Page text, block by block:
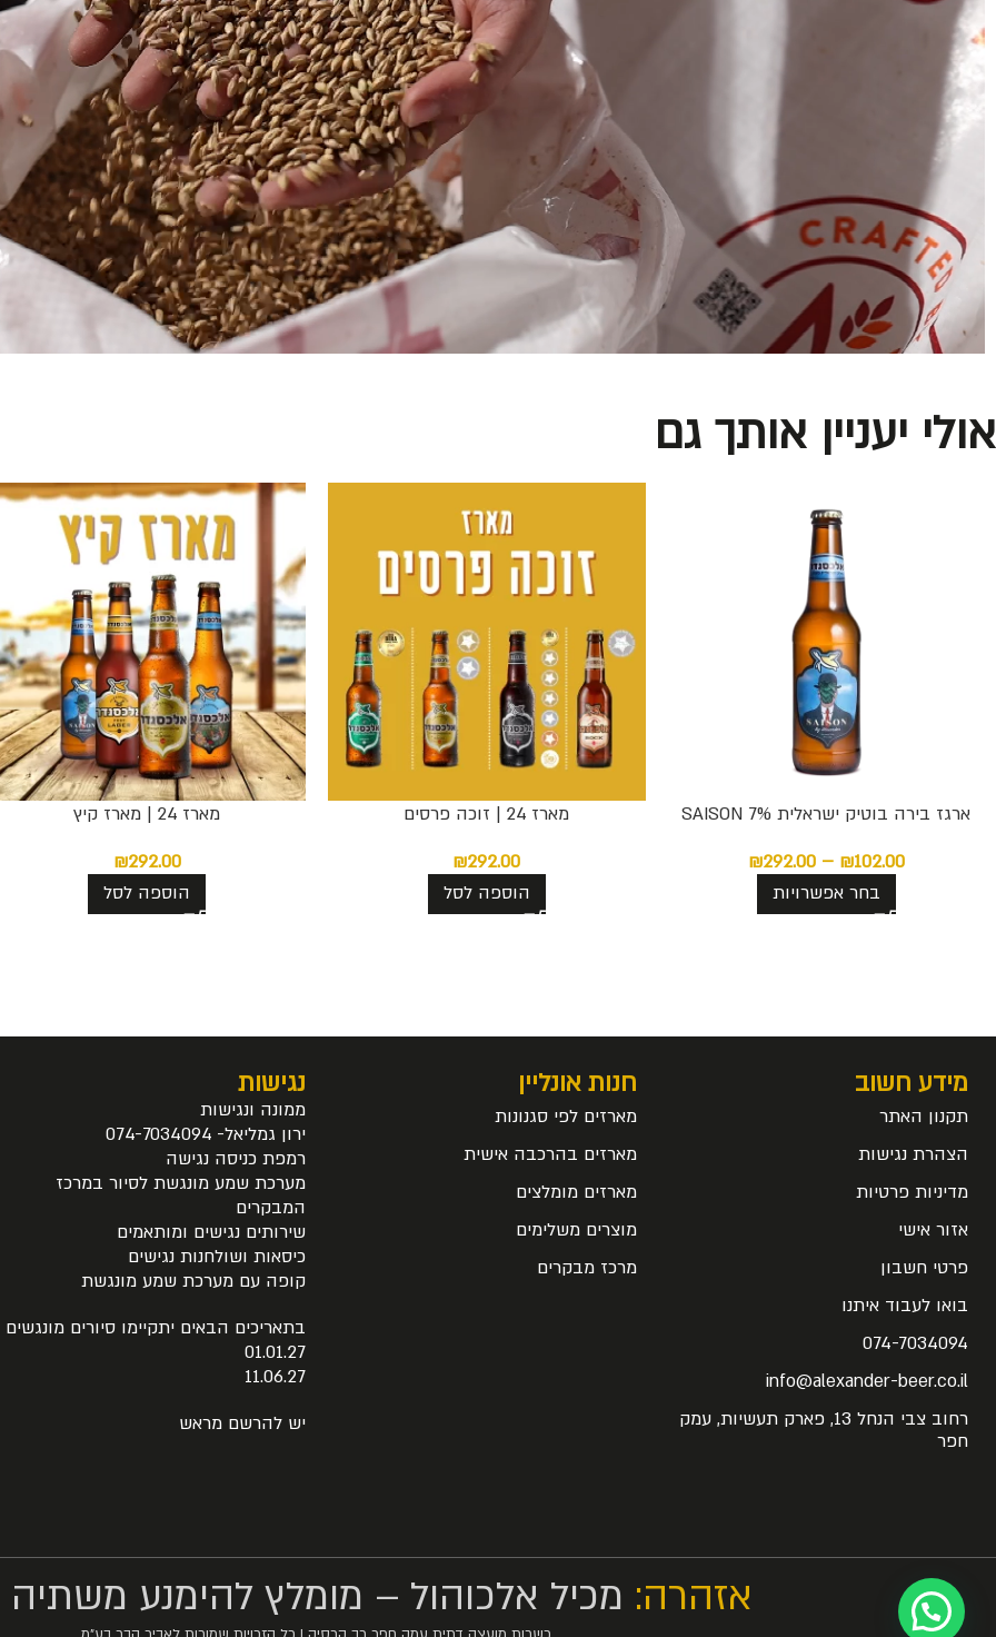
אולי יעניין אותך גם
ארגז בירה בוטיק ישראלית SAISON 7%
₪102.00
–
₪292.00
בחר אפשרויות
מארז 24 | זוכה פרסים
₪292.00
הוספה לסל
מארז 24 | מארז קיץ
₪292.00
הוספה לסל
מידע חשוב
תקנון האתר
הצהרת נגישות
מדיניות פרטיות
אזור אישי
פרטי חשבון
בואו לעבוד איתנו
074-7034094
info@alexander-beer.co.il
רחוב צבי הנחל 13, פארק תעשיות, עמק
חפר
חנות אונליין
מארזים לפי סגנונות
מארזים בהרכבה אישית
מארזים מומלצים
מוצרים משלימים
מרכז מבקרים
נגישות
ממונה ונגישות
ירון גמליאל- 074-7034094
רמפת כניסה נגישה
מערכת שמע מונגשת לסיור במרכז
המבקרים
שירותים נגישים ומותאמים
כיסאות ושולחנות נגישים
קופה עם מערכת שמע מונגשת
בתאריכים הבאים יתקיימו סיורים מונגשים
01.01.27
11.06.27
יש להרשם מראש
אזהרה: מכיל אלכוהול – מומלץ להימנע